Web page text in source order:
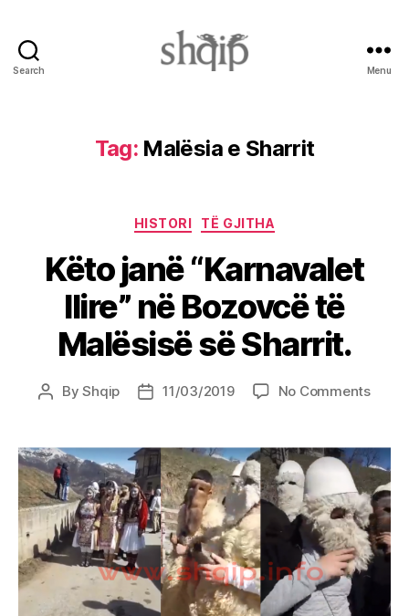
Search Menu
Tag: Malësia e Sharrit
Categories
HISTORI TË GJITHA
Këto janë “Karnavalet
Ilire” në Bozovcë të
Malësisë së Sharrit.
PostByShqip
Post11/03/2019 No Commentson
Ilire”
në
të
së